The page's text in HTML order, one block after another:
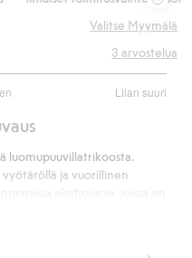
Valitse Myymälä
Liian suuri
3 arvostelua
luomupuuvillatrikoosta.
vyötäröllä ja vuorillinen